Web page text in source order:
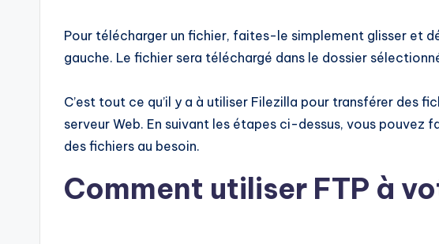
Pour télécharger un fichier, faites-le simplement glisser et
gauche. Le fichier sera téléchargé dans le dossier
C’est tout ce qu’il y a à utiliser Filezilla pour transférer des
serveur Web. En suivant les étapes ci-dessus, vous
des fichiers au besoin.
Comment utiliser FTP à